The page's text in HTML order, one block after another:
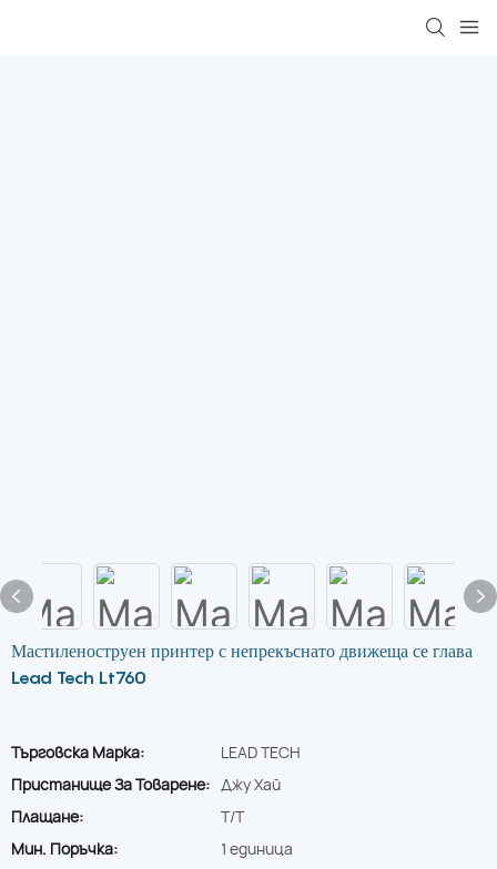
Мастиленоструен принтер с непрекъснато движеща се глава
Lead Tech Lt760
Търговска Марка:
LEAD TECH
Пристанище За Товарене: Джу Хай
Плащане:
T/T
Мин. Поръчка:
1 единица